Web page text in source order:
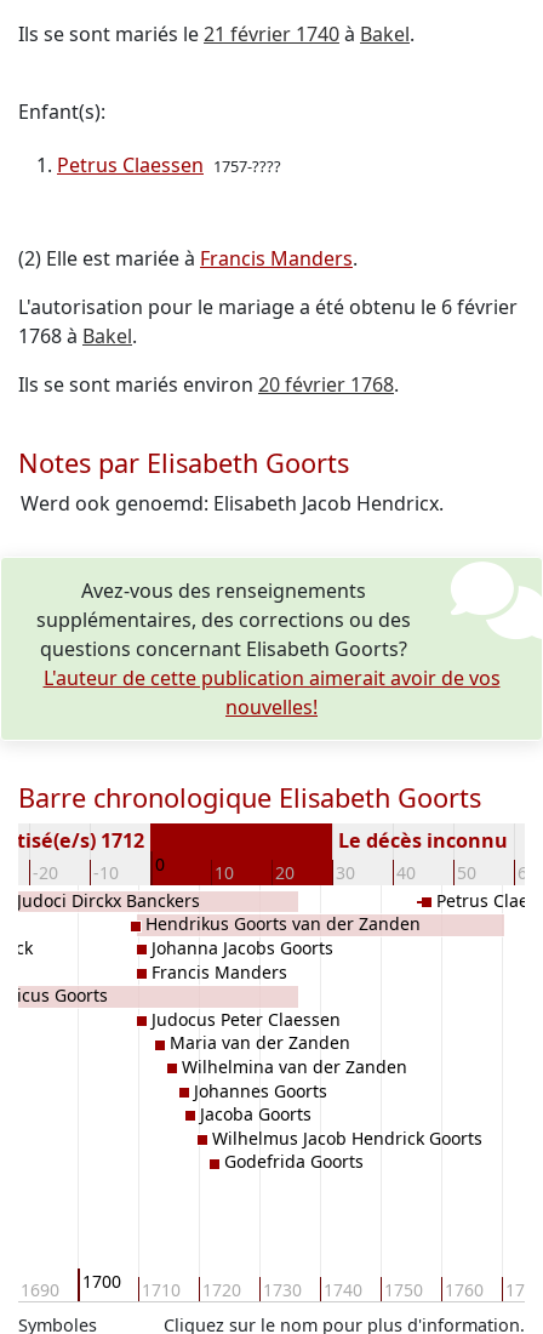
Ils se sont mariés le21 février 1740à Bakel.
Enfant(s):
Petrus Claessen 1757-????
(2) Elle est mariée à Francis Manders.
L'autorisation pour le mariage a été obtenu le 6 février
1768 à Bakel.
Ils se sont mariés environ 20 février 1768.
Notes par Elisabeth Goorts
Werd ook genoemd: Elisabeth Jacob Hendricx.
Avez-vous des renseignements
supplémentaires, des corrections ou des
questions concernant Elisabeth Goorts?
L'auteur de cette publication aimerait avoir de vos
nouvelles!
Barre chronologique Elisabeth Goorts
-20 -10 0 10 20 30 40 50 60
s) 1712 Le décès inconnu
1690 1700 1710 1720 1730 1740 1750 1760 1770
Goorts
Judoci Dirckx Banckers
Hendrikus Goorts van der Zanden
Johanna Jacobs Goorts
Francis Manders
Judocus Peter Claessen
Maria van der Zanden
Wilhelmina van der Zanden
Johannes Goorts
Jacoba Goorts
Wilhelmus Jacob Hendrick Goorts
Godefrida Goorts
Petrus
Cliquez sur le nom pour plus d'information.
Symboles